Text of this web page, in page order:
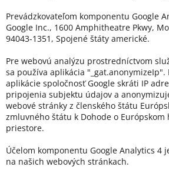
Prevádzkovateľom komponentu Google
Google Inc., 1600 Amphitheatre Pkwy,
94043-1351, Spojené štáty americké.
Pre webovú analýzu prostredníctvom
sa používa aplikácia
aplikácie spoločnosť Google skráti IP
pripojenia subjektu údajov a
webové stránky z členského štátu
zmluvného štátu k Dohode o Európskom
priestore.
Účelom komponentu Google Analytics 4
na našich webových stránkach.